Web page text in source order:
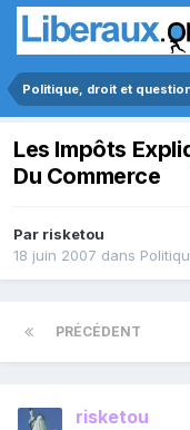
Politique, droit et
Les Impôts
Du Commerce
Par risketou
18 juin 2007 dans
PRÉCÉDENT
risketou